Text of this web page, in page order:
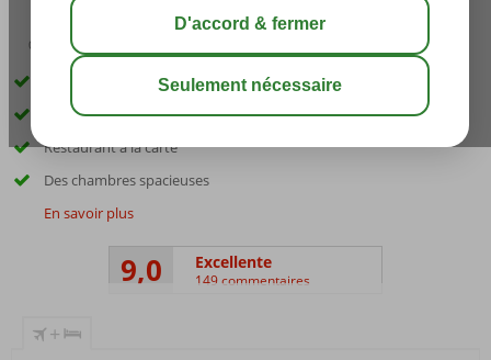
03:15 sauver
Complexe familial accueillant
Emplacement calme dans la ville de Petra
Restaurant à la carte
Des chambres spacieuses
En savoir plus
9,0 Excellente
149 commentaires
+